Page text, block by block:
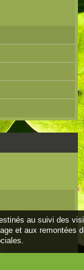
au suivi des
et aux remontées